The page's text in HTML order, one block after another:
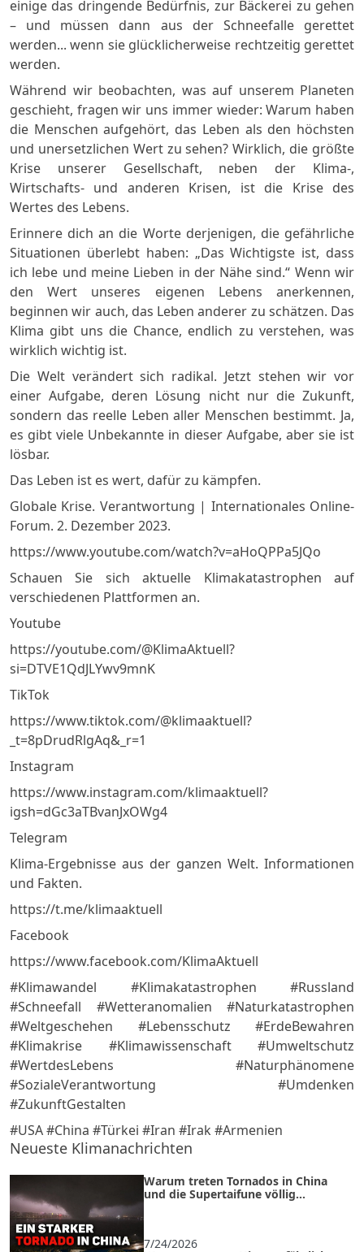
einige das dringende Bedürfnis, zur Bäckerei zu gehen
– und müssen dann aus der Schneefalle gerettet
werden... wenn sie glücklicherweise rechtzeitig gerettet
werden.
Während wir beobachten, was auf unserem Planeten
geschieht, fragen wir uns immer wieder: Warum haben
die Menschen aufgehört, das Leben als den höchsten
und unersetzlichen Wert zu sehen? Wirklich, die größte
Krise unserer Gesellschaft, neben der Klima-,
Wirtschafts- und anderen Krisen, ist die Krise des
Wertes des Lebens.
Erinnere dich an die Worte derjenigen, die gefährliche
Situationen überlebt haben: „Das Wichtigste ist, dass
ich lebe und meine Lieben in der Nähe sind.“ Wenn wir
den Wert unseres eigenen Lebens anerkennen,
beginnen wir auch, das Leben anderer zu schätzen. Das
Klima gibt uns die Chance, endlich zu verstehen, was
wirklich wichtig ist.
Die Welt verändert sich radikal. Jetzt stehen wir vor
einer Aufgabe, deren Lösung nicht nur die Zukunft,
sondern das reelle Leben aller Menschen bestimmt. Ja,
es gibt viele Unbekannte in dieser Aufgabe, aber sie ist
lösbar.
Das Leben ist es wert, dafür zu kämpfen.
Globale Krise. Verantwortung | Internationales Online-
Forum. 2. Dezember 2023.
https://www.youtube.com/watch?v=aHoQPPa5JQo
Schauen Sie sich aktuelle Klimakatastrophen auf
verschiedenen Plattformen an.
Youtube
https://youtube.com/@KlimaAktuell?
si=DTVE1QdJLYwv9mnK
TikTok
https://www.tiktok.com/@klimaaktuell?
_t=8pDrudRlgAq&_r=1
Instagram
https://www.instagram.com/klimaaktuell?
igsh=dGc3aTBvanJxOWg4
Telegram
Klima-Ergebnisse aus der ganzen Welt. Informationen
und Fakten.
https://t.me/klimaaktuell
Facebook
https://www.facebook.com/KlimaAktuell
#Klimawandel #Klimakatastrophen #Russland
#Schneefall #Wetteranomalien #Naturkatastrophen
#Weltgeschehen #Lebensschutz #ErdeBewahren
#Klimakrise #Klimawissenschaft #Umweltschutz
#WertdesLebens #Naturphänomene
#SozialeVerantwortung #Umdenken
#ZukunftGestalten
#USA #China #Türkei #Iran #Irak #Armenien
Neueste Klimanachrichten
Warum treten Tornados in China
und die Supertaifune völlig
7/24/2026